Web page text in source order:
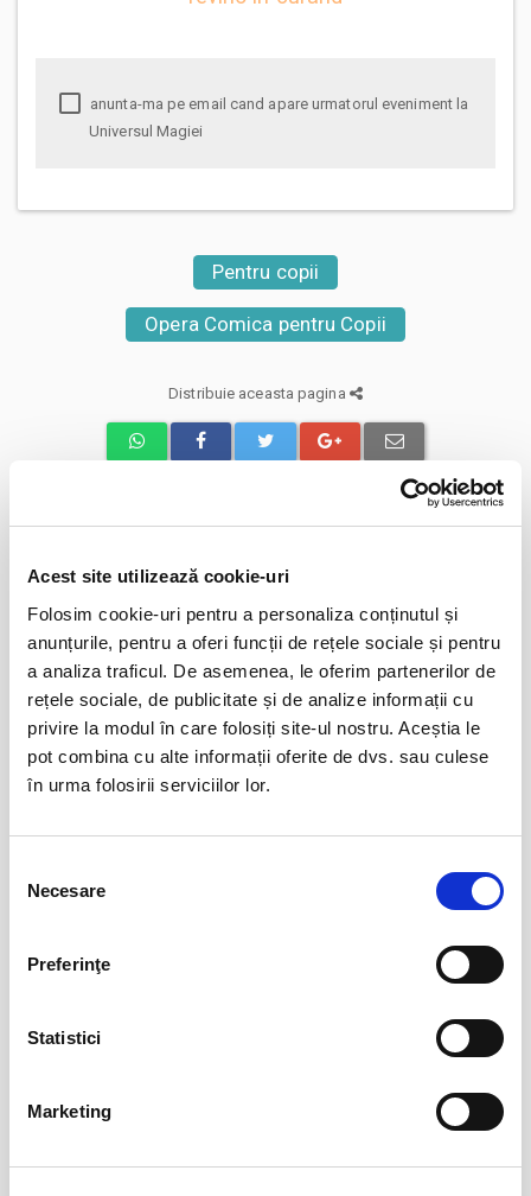
Acest site utilizează cookie-uri
Folosim cookie-uri pentru a personaliza conținutul și
anunțurile, pentru a oferi funcții de rețele sociale și pentru
a analiza traficul. De asemenea, le oferim partenerilor de
rețele sociale, de publicitate și de analize informații cu
privire la modul în care folosiți site-ul nostru. Aceștia le
pot combina cu alte informații oferite de dvs. sau culese
în urma folosirii serviciilor lor.
consimțământului
Necesare
Preferinţe
Statistici
Marketing
Universul Magiei
Pentru copii
Opera Comica pentru Copii
Distribuie aceasta pagina
Bucuresti
01
Destiny Park 01
ian
12
sept